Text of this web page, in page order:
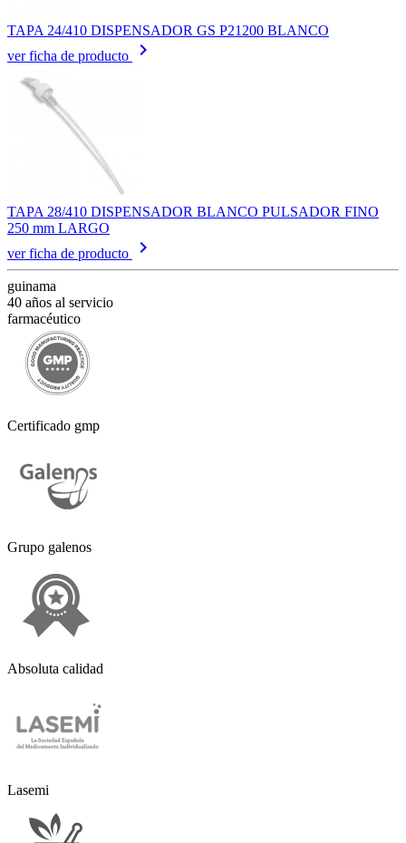
TAPA 24/410 DISPENSADOR GS P21200 BLANCO
ver ficha de producto
keyboard_arrow_right
TAPA 28/410 DISPENSADOR BLANCO PULSADOR FINO
250 mm LARGO
ver ficha de producto
keyboard_arrow_right
guinama
40 años al servicio
farmacéutico
Certificado gmp
Grupo galenos
Absoluta calidad
Lasemi